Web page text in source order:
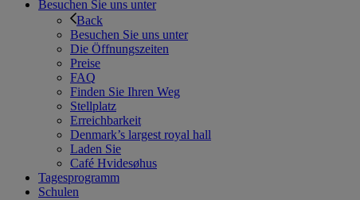
Besuchen Sie uns unter
Back
Besuchen Sie uns unter
Die Öffnungszeiten
Preise
FAQ
Finden Sie Ihren Weg
Stellplatz
Erreichbarkeit
Denmark’s largest royal hall
Laden Sie
Café Hvidesøhus
Tagesprogramm
Schulen